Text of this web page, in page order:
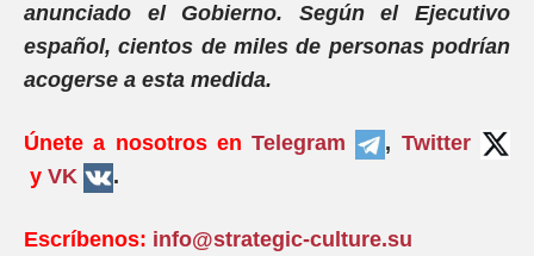
anunciado el Gobierno. Según el Ejecutivo
español, cientos de miles de personas podrían
acogerse a esta medida.
Únete a nosotros enTelegram , Twitter
y VK .
Escríbenos: info@strategic-culture.su